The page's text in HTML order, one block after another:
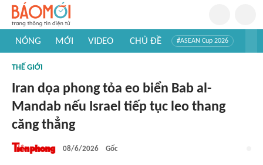
NÓNG MỚI VIDEO CHỦ ĐỀ #ASEAN Cup 2026
#Khám phá thế giới
THẾ GIỚI
Iran dọa phong tỏa eo biển Bab al-
Mandab nếu Israel tiếp tục leo thang
căng thẳng
08/6/2026 Gốc